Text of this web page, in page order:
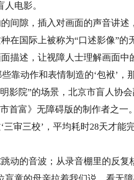
电影。
隙，插入对画面的声音讲述
在国际上被称为“口述影像”
描述，让视障人士理解画面中
动作和表情制造的‘包袱’，
影院”的场景，北京市盲人协会
富》无障碍版的制作者之一
审三校’，平均耗时28天才能
的音波；从录音棚里的反复